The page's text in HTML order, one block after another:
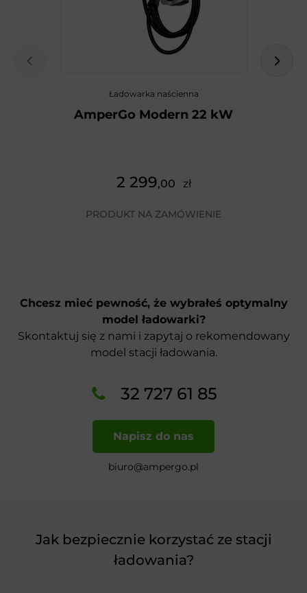
Ładowarka naścienna
AmperGo Modern 22 kW
2 299,00 zł
PRODUKT NA ZAMÓWIENIE
Chcesz mieć pewność, że wybrałeś optymalny
model ładowarki?
Skontaktuj się z nami i zapytaj o rekomendowany
model stacji ładowania.
32 727 61 85
Napisz do nas
biuro@ampergo.pl
Jak bezpiecznie korzystać ze stacji
ładowania?